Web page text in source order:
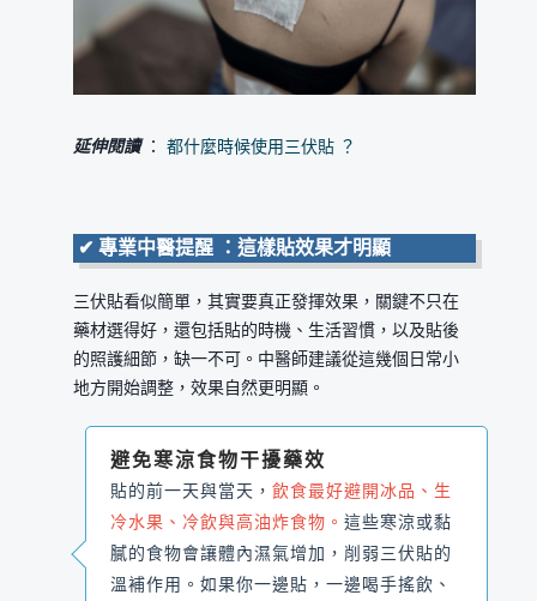
延伸閱讀：都什麼時候使用三伏貼 ？
✔ 專業中醫提醒 ：這樣貼效果才明顯
三伏貼看似簡單，其實要真正發揮效果，關鍵不只在
藥材選得好，還包括貼的時機、生活習慣，以及貼後
的照護細節，缺一不可。中醫師建議從這幾個日常小
地方開始調整，效果自然更明顯。
避免寒涼食物干擾藥效
貼的前一天與當天，飲食最好避開冰品、生
冷水果、冷飲與高油炸食物。這些寒涼或黏
膩的食物會讓體內濕氣增加，削弱三伏貼的
溫補作用。如果你一邊貼，一邊喝手搖飲、